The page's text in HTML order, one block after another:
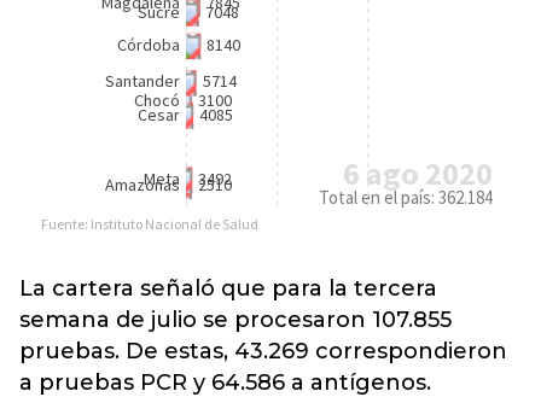
La cartera señaló que para la tercera
semana de julio se procesaron 107.855
pruebas. De estas, 43.269 correspondieron
a pruebas PCR y 64.586 a antígenos.